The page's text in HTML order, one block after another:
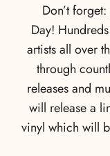
Don’t
Day!
artists all over
through
releases and
will release a
vinyl which will